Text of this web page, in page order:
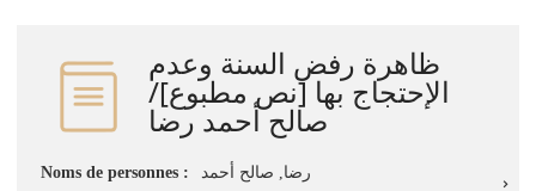
ظاهرة رفض السنة وعدم
الإحتجاج بها‏ ‏[نص مطبوع]‏/
‏صالح أحمد رضا
Noms de personnes :
رضا‏, ‏صالح أحمد‏